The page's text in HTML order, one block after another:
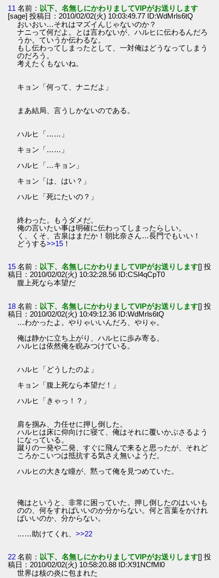
11 名前： 以下、名無しにかわりましてVIPがお送りします
[sage] 投稿日：2010/02/02(火) 10:03:49.77 ID:WdMrls6tQ
おいおい…それはマズイんじゃないのか？
ナニって何だよ。とは言わないが、ハルヒに伝わるんだろ
うか。ていうか伝わるな。
もし伝わってしまったとして、一対俺はどうなってしまう
のだろう。
考えたくもないね。
キョン「何って、ナニだよ」
まあ結局、言うしかないのである。
ハルヒ「……」
キョン「……」
ハルヒ「…キョン」
キョン「は、はい？」
ハルヒ「死にたいの？」
終わった。もうダメだ。
俺の言いたい事は明確に伝わってしまったらしい。
く、くそ、古泉はまだか！朝比奈さん…長門でもいい！
どうする>>15 ！
15 名前： 以下、名無しにかわりましてVIPがお送りします[] 投
稿日：2010/02/02(火) 10:32:28.56 ID:CSl4qCpT0
腹上死なら本望だ
18 名前： 以下、名無しにかわりましてVIPがお送りします[] 投
稿日：2010/02/02(火) 10:49:12.36 ID:WdMrls6tQ
…わかったよ。やりゃいいんだろ、やりゃ。
俺は静かに立ち上がり、ハルヒに歩み寄る。
ハルヒは依然俺を睨みつけている。
ハルヒ「どうしたのよ」
キョン「腹上死なら本望だ！」
ハルヒ「きゃっ！？」
肩を掴み、力任せに押し倒した。
ハルヒは床に仰向けに寝て、俺はそれに覆いかぶさるよう
になっている。
蹴りの一発や二発、すぐに飛んで来ると思ったが、それど
ころかこいつは抵抗する気さえ無いようだ。
ハルヒの大きな瞳が、黙って俺を見つめていた。
俺はというと、非常に困っていた。押し倒したのはいいも
のの、何をすればいいのか分からない。何と言葉をかけれ
ばいいのか、分からない。
……助けてくれ、>>22
22 名前： 以下、名無しにかわりましてVIPがお送りします[] 投
稿日：2010/02/02(火) 10:58:20.88 ID:X91NCfMl0
世界は核の炎に包まれた